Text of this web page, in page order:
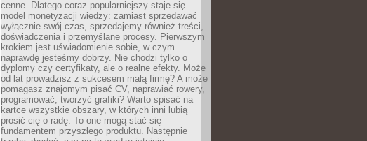
cenne. Dlatego coraz popularniejszy staje się
model monetyzacji wiedzy: zamiast sprzedawać
wyłącznie swój czas, sprzedajemy również treści,
doświadczenia i przemyślane procesy. Pierwszym
krokiem jest uświadomienie sobie, w czym
naprawdę jesteśmy dobrzy. Nie chodzi tylko o
dyplomy czy certyfikaty, ale o realne efekty. Może
od lat prowadzisz z sukcesem małą firmę? A może
pomagasz znajomym pisać CV, naprawiać rowery,
programować, tworzyć grafiki? Warto spisać na
kartce wszystkie obszary, w których inni lubią
prosić cię o radę. To one mogą stać się
fundamentem przyszłego produktu. Następnie